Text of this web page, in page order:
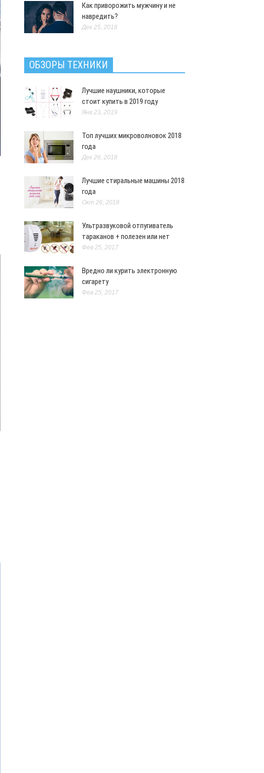
Жаль, что не все девушки
пользуются мимикой
Упражнения Май 20, 2015
Делаем красивой внутреннюю часть
бедра
Как приворожить мужчину и не
навредить?
Дек 25, 2018
ОБЗОРЫ ТЕХНИКИ
Лучшие наушники, которые
стоит купить в 2019 году
Янв 23, 2019
Топ лучших микроволновок 2018
года
Дек 26, 2018
Лучшие стиральные машины 2018
года
Окт 26, 2018
Ультразвуковой отпугиватель
тараканов + полезен или нет
Фев 25, 2017
Вредно ли курить электронную
сигарету
Фев 25, 2017